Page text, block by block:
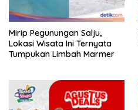
Mirip Pegunungan Salju,
Lokasi Wisata Ini Ternyata
Tumpukan Limbah Marmer